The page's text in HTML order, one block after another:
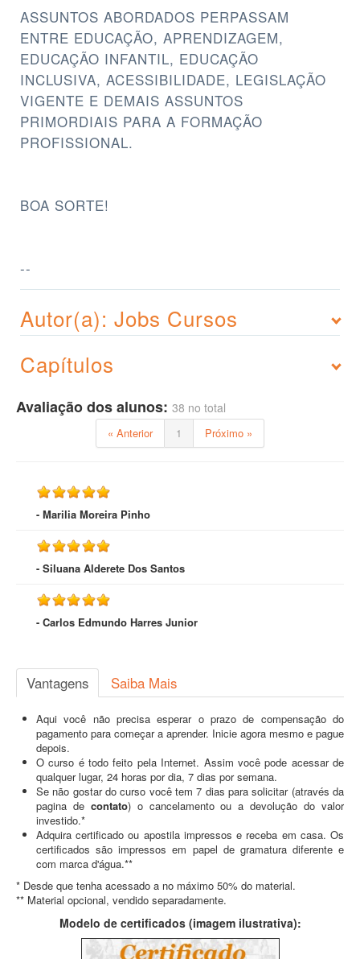
ASSUNTOS ABORDADOS PERPASSAM
ENTRE EDUCAÇÃO, APRENDIZAGEM,
EDUCAÇÃO INFANTIL, EDUCAÇÃO
INCLUSIVA, ACESSIBILIDADE, LEGISLAÇÃO
VIGENTE E DEMAIS ASSUNTOS
PRIMORDIAIS PARA A FORMAÇÃO
PROFISSIONAL.
BOA SORTE!
--
Autor(a): Jobs Cursos
Capítulos
Avaliação dos alunos: 38 no total
« Anterior 1 Próximo »
- Marilia Moreira Pinho
- Siluana Alderete Dos Santos
- Carlos Edmundo Harres Junior
Vantagens Saiba Mais
Aqui você não precisa esperar o prazo de compensação do
pagamento para começar a aprender. Inicie agora mesmo e pague
depois.
O curso é todo feito pela Internet. Assim você pode acessar de
qualquer lugar, 24 horas por dia, 7 dias por semana.
Se não gostar do curso você tem 7 dias para solicitar (através da
pagina de contato) o cancelamento ou a devolução do valor
investido.*
Adquira certificado ou apostila impressos e receba em casa. Os
certificados são impressos em papel de gramatura diferente e
com marca d'água.**
* Desde que tenha acessado a no máximo 50% do material.
** Material opcional, vendido separadamente.
Modelo de certificados (imagem ilustrativa):